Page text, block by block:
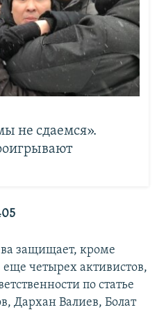
не сдаемся».
защищает, кроме
четырех активистов,
по статье
Дархан Валиев, Болат